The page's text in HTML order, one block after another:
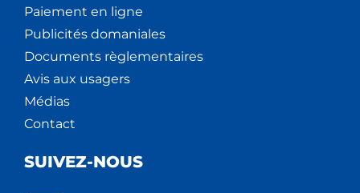
Paiement en ligne
Publicités domaniales
Documents règlementaires
Avis aux usagers
Médias
Contact
SUIVEZ-NOUS